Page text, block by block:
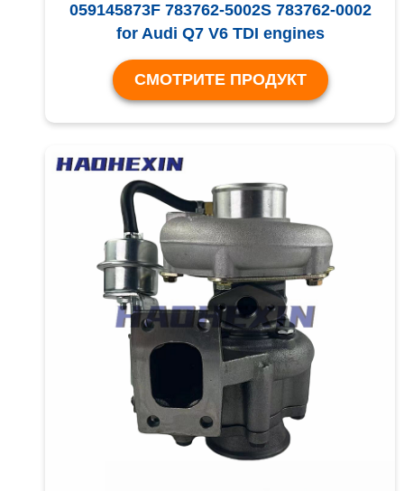
059145873F 783762-5002S 783762-0002
for Audi Q7 V6 TDI engines
СМОТРИТЕ ПРОДУКТ